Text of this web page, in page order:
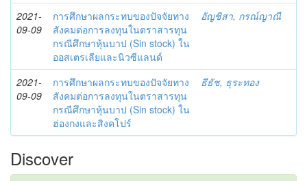
2021-
09-09
การศึกษาผลกระทบของปัจจัยทาง
สังคมต่อการลงทุนในตราสารทุน
กรณีศึกษาหุ้นบาป (Sin stock) ใน
ออสเตรเลียและนิวซีแลนด์
อัญชิสา, กรณ์ญาณี
2021-
09-09
การศึกษาผลกระทบของปัจจัยทาง
สังคมต่อการลงทุนในตราสารทุน
กรณีศึกษาหุ้นบาป (Sin stock) ใน
ฮ่องกงและสิงคโปร์
ธีธัช, ธุระทอง
Discover